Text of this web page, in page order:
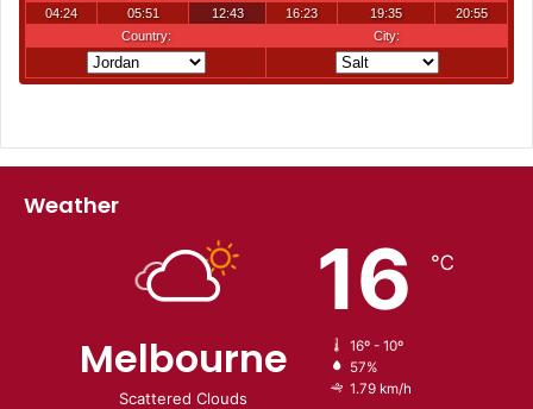
Weather
Melbourne
Scattered Clouds
16 ℃
16º - 10º
57%
1.79 km/h